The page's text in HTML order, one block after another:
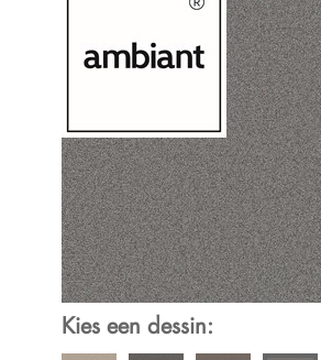
Kies een dessin: